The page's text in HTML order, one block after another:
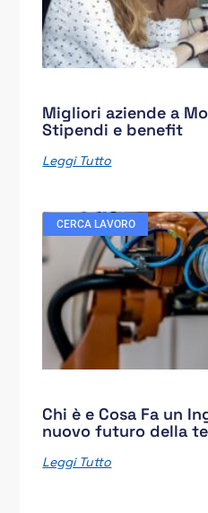
Migliori aziende a
Stipendi e benefit
Leggi Tutto
CERCA LAVORO
Chi è e Cosa Fa un
nuovo futuro della
Leggi Tutto